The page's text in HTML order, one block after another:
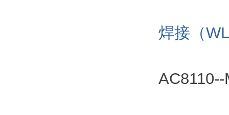
焊接（